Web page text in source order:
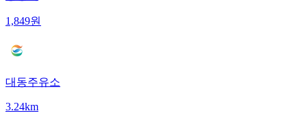
1,849원
대동주유소
3.24km